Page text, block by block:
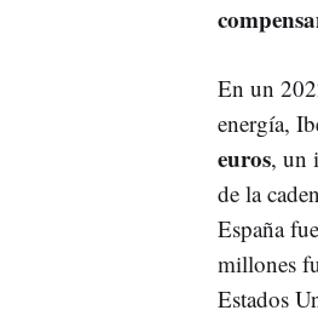
En un
energía,
euros, un
de la
España
millones
Estados